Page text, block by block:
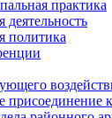
практика
политика